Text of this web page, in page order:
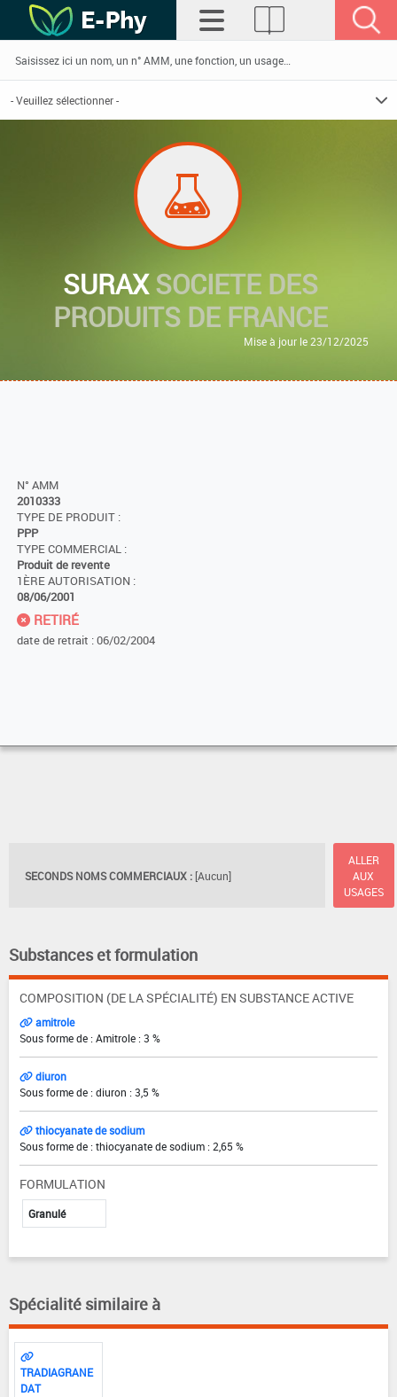
SURAXSOCIETE DES
PRODUITS DE FRANCE
Mise à jour le 23/12/2025
N° AMM
2010333
TYPE DE PRODUIT :
PPP
TYPE COMMERCIAL :
Produit de revente
1ÈRE AUTORISATION :
08/06/2001
RETIRÉ
date de retrait : 06/02/2004
SECONDS NOMS COMMERCIAUX : [Aucun]
ALLER
AUX
USAGES
Substances et formulation
COMPOSITION (DE LA SPÉCIALITÉ) EN SUBSTANCE ACTIVE
amitrole
Sous forme de : Amitrole : 3 %
diuron
Sous forme de : diuron : 3,5 %
thiocyanate de sodium
Sous forme de : thiocyanate de sodium : 2,65 %
FORMULATION
Granulé
Spécialité similaire à
TRADIAGRANE
DAT